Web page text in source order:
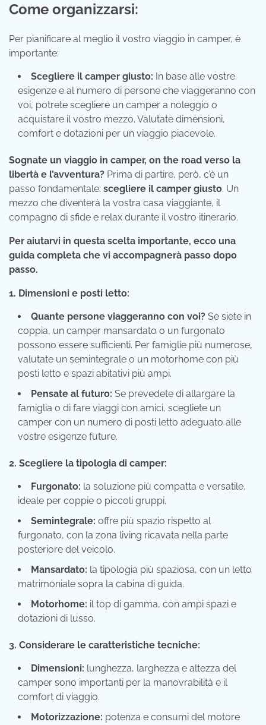
Come organizzarsi:
Per pianificare al meglio il vostro viaggio in camper, è
importante:
Scegliere il camper giusto: In base alle vostre
esigenze e al numero di persone che viaggeranno con
voi, potrete scegliere un camper a noleggio o
acquistare il vostro mezzo. Valutate dimensioni,
comfort e dotazioni per un viaggio piacevole.
Sognate un viaggio in camper, on the road verso la
libertà e l’avventura? Prima di partire, però, c’è un
passo fondamentale: scegliere il camper giusto. Un
mezzo che diventerà la vostra casa viaggiante, il
compagno di sfide e relax durante il vostro itinerario.
Per aiutarvi in questa scelta importante, ecco una
guida completa che vi accompagnerà passo dopo
passo.
1. Dimensioni e posti letto:
Quante persone viaggeranno con voi? Se siete in
coppia, un camper mansardato o un furgonato
possono essere sufficienti. Per famiglie più numerose,
valutate un semintegrale o un motorhome con più
posti letto e spazi abitativi più ampi.
Pensate al futuro: Se prevedete di allargare la
famiglia o di fare viaggi con amici, scegliete un
camper con un numero di posti letto adeguato alle
vostre esigenze future.
2. Scegliere la tipologia di camper:
Furgonato: la soluzione più compatta e versatile,
ideale per coppie o piccoli gruppi.
Semintegrale: offre più spazio rispetto al
furgonato, con la zona living ricavata nella parte
posteriore del veicolo.
Mansardato: la tipologia più spaziosa, con un letto
matrimoniale sopra la cabina di guida.
Motorhome: il top di gamma, con ampi spazi e
dotazioni di lusso.
3. Considerare le caratteristiche tecniche:
Dimensioni: lunghezza, larghezza e altezza del
camper sono importanti per la manovrabilità e il
comfort di viaggio.
Motorizzazione: potenza e consumi del motore